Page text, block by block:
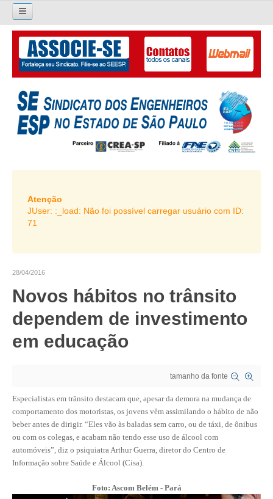
Pesquisar...
O SINDICATO
APRESENTAÇÃO
PALAVRA DO PRESIDENTE
DIRETORIA
LIVRO GESTÃO 2026-2029
SUBSEDES SINDICAIS
ORGANOGRAMA
CRESCE BRASIL
CONSELHO TECNOLÓGICO
HISTÓRICO E ATUAÇÃO
CONSELHOS ASSESSORES
PERSONALIDADES DA TECNOLOGIA
TRANSPARÊNCIA
JURÍDICO
Atenção
JUser: :_load: Não foi possível carregar usuário com ID:
71
28/04/2016
Novos hábitos no trânsito
dependem de investimento
em educação
tamanho da fonte
Especialistas em trânsito destacam que, apesar da demora na mudança de
comportamento dos motoristas, os jovens vêm assimilando o hábito de não
beber antes de dirigir. “Eles vão às baladas sem carro, ou de táxi, de ônibus
ou com os colegas, e acabam não tendo esse uso de álcool com
automóveis”, diz o psiquiatra Arthur Guerra, diretor do Centro de
Informação sobre Saúde e Álcool (Cisa).
Foto: Ascom Belém - Pará